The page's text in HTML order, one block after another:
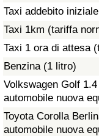
Taxi addebito
Taxi 1km (tariffa
Taxi 1 ora di attesa
Benzina (1 litro)
Volkswagen Golf
automobile nuova
Toyota Corolla
automobile nuova